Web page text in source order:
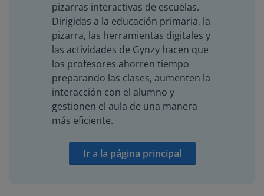
pizarras interactivas de escuelas.
Dirigidas a la educación primaria, la
pizarra, las herramientas digitales y
las actividades de Gynzy hacen que
los profesores ahorren tiempo
preparando las clases, aumenten la
interacción con el alumno y
gestionen el aula de una manera
más eficiente.
Ir a la página principal